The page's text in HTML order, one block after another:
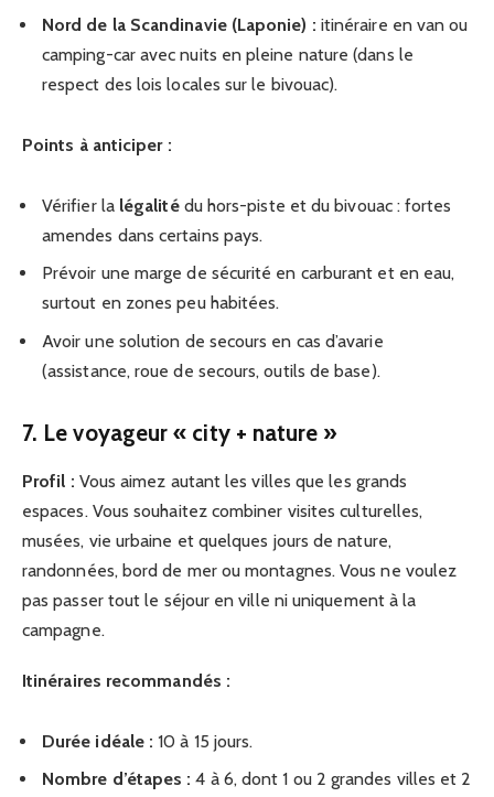
Nord de la Scandinavie (Laponie) : itinéraire en van ou
camping-car avec nuits en pleine nature (dans le
respect des lois locales sur le bivouac).
Points à anticiper :
Vérifier la légalitédu hors-piste et du bivouac : fortes
amendes dans certains pays.
Prévoir une marge de sécurité en carburant et en eau,
surtout en zones peu habitées.
Avoir une solution de secours en cas d’avarie
(assistance, roue de secours, outils de base).
7. Le voyageur « city + nature »
Profil : Vous aimez autant les villes que les grands
espaces. Vous souhaitez combiner visites culturelles,
musées, vie urbaine et quelques jours de nature,
randonnées, bord de mer ou montagnes. Vous ne voulez
pas passer tout le séjour en ville ni uniquement à la
campagne.
Itinéraires recommandés :
Durée idéale : 10 à 15 jours.
Nombre d’étapes : 4 à 6, dont 1 ou 2 grandes villes et 2